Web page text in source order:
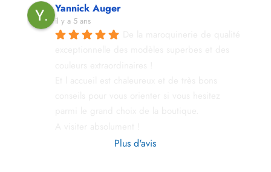
Yannick Auger
il y a 5 ans
Plus d'avis